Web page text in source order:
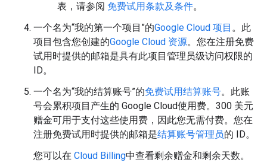
表，请参阅 免费试用条款及条件。
一个名为“我的第一个项目”的Google Cloud 项目 。此
项目包含您创建的Google Cloud 资源。您在注册免费
试用时提供的邮箱是具有此项目管理员级访问权限的
ID。
一个名为“我的结算账号”的免费试用结算账号。此账
号会累积项目产生的 Google Cloud使用费。300 美元
赠金可用于支付这些使用费，因此您无需付费。您在
注册免费试用时提供的邮箱是结算账号管理员的 ID。
您可以在 Cloud Billing中查看剩余赠金和剩余天数。